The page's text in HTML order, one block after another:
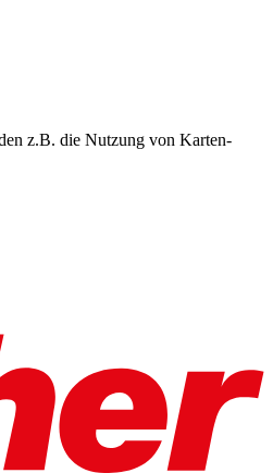
z.B. die Nutzung von Karten-